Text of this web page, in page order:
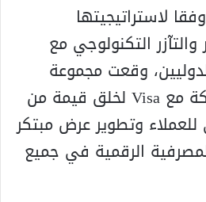
لاستراتيجيتها
والتآزر التكنولوجي مع
وقعت مجموعة
اتصالات المغرب شراكة مع Visa لخلق قيمة من
وتطوير عرض مبتكر
الرقمية في جميع